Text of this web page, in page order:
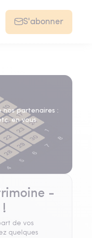
S'abonner
nos partenaires :
en vous
-
de vos
quelques